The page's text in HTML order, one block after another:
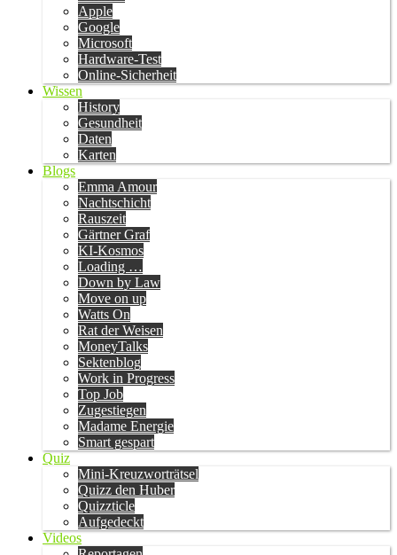
Apple
Google
Microsoft
Hardware-Test
Online-Sicherheit
Wissen
History
Gesundheit
Daten
Karten
Blogs
Emma Amour
Nachtschicht
Rauszeit
Gärtner Graf
KI-Kosmos
Loading …
Down by Law
Move on up
Watts On
Rat der Weisen
MoneyTalks
Sektenblog
Work in Progress
Top Job
Zugestiegen
Madame Energie
Smart gespart
Quiz
Mini-Kreuzworträtsel
Quizz den Huber
Quizzticle
Aufgedeckt
Videos